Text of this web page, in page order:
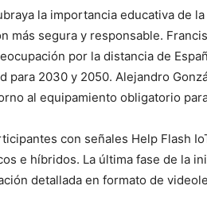
la importancia educativa de
más segura y responsable.
por la distancia de
2030 y 2050. Alejandro
al equipamiento obligatorio
con señales Help Flash
e híbridos. La última fase de la
detallada en formato de